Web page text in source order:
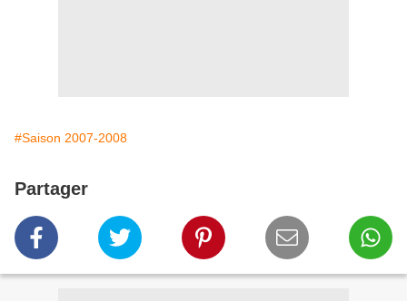
#Saison 2007-2008
Partager